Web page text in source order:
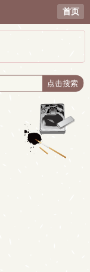
首页